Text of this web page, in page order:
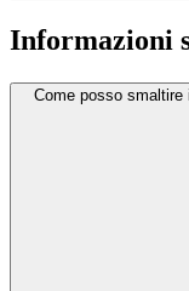
Informazioni
Come posso smaltire